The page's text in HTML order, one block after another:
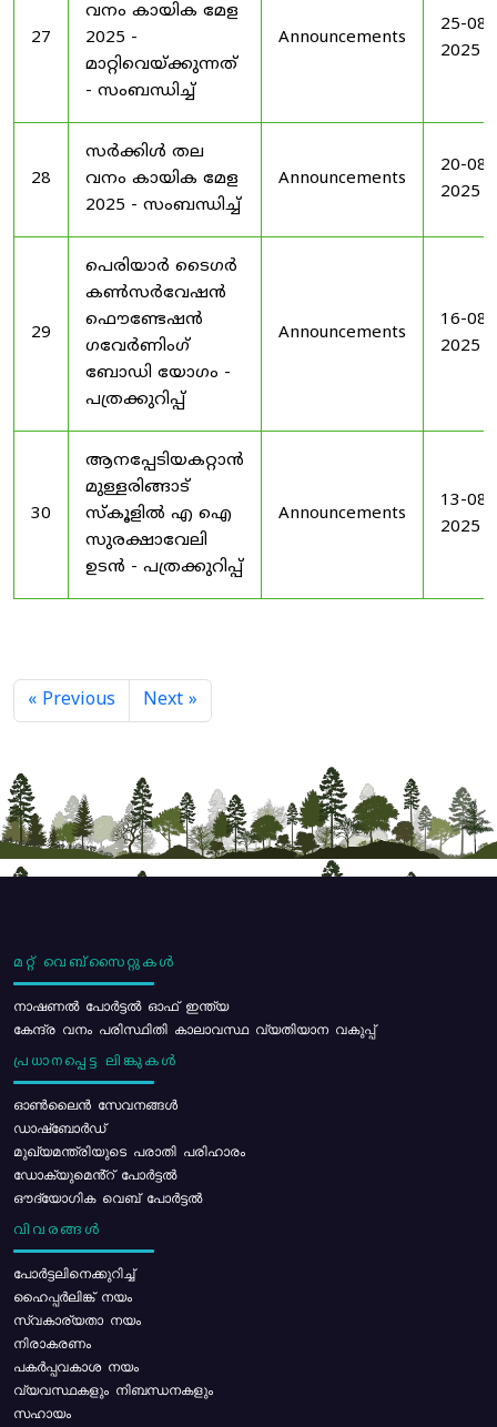
27
വനം കായിക മേള
2025 -
മാറ്റിവെയ്ക്കുന്നത്
- സംബന്ധിച്ച്
Announcements
25-08-
2025
28
സർക്കിൾ തല
വനം കായിക മേള
2025 - സംബന്ധിച്ച്
Announcements
20-08-
2025
29
പെരിയാർ ടൈഗർ
കൺസർവേഷൻ
ഫൌണ്ടേഷൻ
ഗവേർണിംഗ്
ബോഡി യോഗം -
പത്രക്കുറിപ്പ്
Announcements
16-08-
2025
30
ആനപ്പേടിയകറ്റാൻ
മുള്ളരിങ്ങാട്
സ്കൂളിൽ എ ഐ
സുരക്ഷാവേലി
ഉടൻ - പത്രക്കുറിപ്പ്
Announcements
13-08-
2025
« Previous Next »
മറ്റ് വെബ്സൈറ്റുകൾ
നാഷണൽ പോർട്ടൽ ഓഫ് ഇന്ത്യ
കേന്ദ്ര വനം പരിസ്ഥിതി കാലാവസ്ഥ വ്യതിയാന വകുപ്പ്
പ്രധാനപ്പെട്ട ലിങ്കുകൾ
ഓൺലൈൻ സേവനങ്ങൾ
ഡാഷ്ബോർഡ്
മുഖ്യമന്ത്രിയുടെ പരാതി പരിഹാരം
ഡോക്യുമെൻ്റ് പോർട്ടൽ
ഔദ്യോഗിക വെബ് പോർട്ടൽ
വിവരങ്ങൾ
പോര്‍ട്ടലിനെക്കുറിച്ച്
ഹൈപ്പർലിങ്ക് നയം
സ്വകാര്യതാ നയം
നിരാകരണം
പകർപ്പവകാശ നയം
വ്യവസ്ഥകളും നിബന്ധനകളും
സഹായം